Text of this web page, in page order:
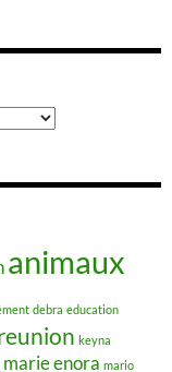
animaux
debra education
keyna
marie enora mario